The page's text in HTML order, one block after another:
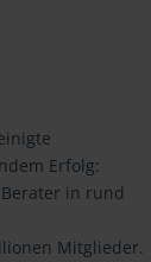
Erfolg:
in rund
Mitglieder.